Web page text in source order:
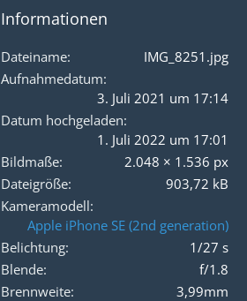
Informationen
Dateiname
IMG_8251.jpg
Aufnahmedatum
3. Juli 2021 um 17:14
Datum hochgeladen
1. Juli 2022 um 17:01
Bildmaße
2.048 × 1.536 px
Dateigröße
903,72 kB
Kameramodell
Apple iPhone SE (2nd generation)
Belichtung
1/27 s
Blende
f/1.8
Brennweite
3,99mm